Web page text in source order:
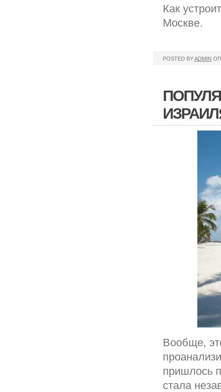
Как
Москве.
POSTED BYADMIN
Вообще,
пришлось
стала